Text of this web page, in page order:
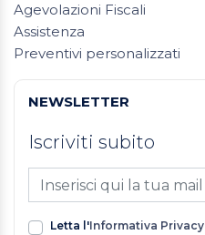
Agevolazioni Fiscali
Assistenza
Preventivi personalizzati
NEWSLETTER
Iscriviti subito
Letta l'Informativa Privacy